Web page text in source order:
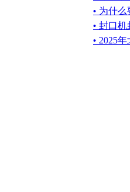
• 为什
• 封口
• 2025